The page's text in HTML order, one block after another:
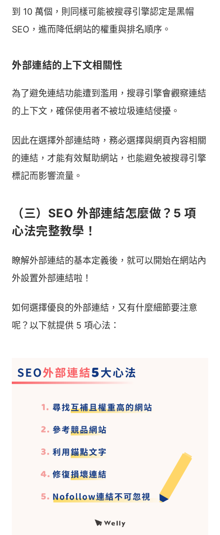
到 10 萬個，則同樣可能被搜尋引擎認定是黑帽
SEO，進而降低網站的權重與排名順序。
外部連結的上下文相關性
為了避免連結功能遭到濫用，搜尋引擎會觀察連結
的上下文，確保使用者不被垃圾連結侵擾。
因此在選擇外部連結時，務必選擇與網頁內容相關
的連結，才能有效幫助網站，也能避免被搜尋引擎
標記而影響流量。
（三）SEO 外部連結怎麼做？5 項
心法完整教學！
瞭解外部連結的基本定義後，就可以開始在網站內
外設置外部連結啦！
如何選擇優良的外部連結，又有什麼細節要注意
呢？以下就提供 5 項心法：